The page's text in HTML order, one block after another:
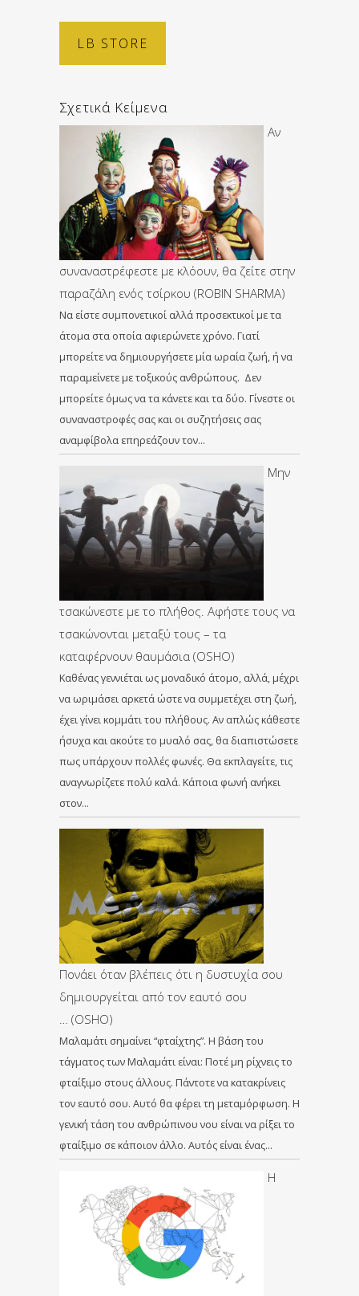
LB STORE
Σχετικά Κείμενα
Αν
συναναστρέφεστε με κλόουν, θα ζείτε στην
παραζάλη ενός τσίρκου (ROBIN SHARMA)
Να είστε συμπονετικοί αλλά προσεκτικοί με τα
άτομα στα οποία αφιερώνετε χρόνο. Γιατί
μπορείτε να δημιουργήσετε μία ωραία ζωή, ή να
παραμείνετε με τοξικούς ανθρώπους. Δεν
μπορείτε όμως να τα κάνετε και τα δύο. Γίνεστε οι
συναναστροφές σας και οι συζητήσεις σας
αναμφίβολα επηρεάζουν τον…
Μην
τσακώνεστε με το πλήθος. Αφήστε τους να
τσακώνονται μεταξύ τους – τα
καταφέρνουν θαυμάσια (OSHO)
Καθένας γεννιέται ως μοναδικό άτομο, αλλά, μέχρι
να ωριμάσει αρκετά ώστε να συμμετέχει στη ζωή,
έχει γίνει κομμάτι του πλήθους. Αν απλώς κάθεστε
ήσυχα και ακούτε το μυαλό σας, θα διαπιστώσετε
πως υπάρχουν πολλές φωνές. Θα εκπλαγείτε, τις
αναγνωρίζετε πολύ καλά. Κάποια φωνή ανήκει
στον…
Πονάει όταν βλέπεις ότι η δυστυχία σου
δημιουργείται από τον εαυτό σου
… (OSHO)
Μαλαμάτι σημαίνει “φταίχτης”. Η βάση του
τάγματος των Μαλαμάτι είναι: Ποτέ μη ρίχνεις το
φταίξιμο στους άλλους. Πάντοτε να κατακρίνεις
τον εαυτό σου. Αυτό θα φέρει τη μεταμόρφωση. Η
γενική τάση του ανθρώπινου νου είναι να ρίξει το
φταίξιμο σε κάποιον άλλο. Αυτός είναι ένας…
Η